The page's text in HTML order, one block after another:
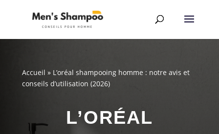
Accueil » L’oréal shampooing homme : notre avis et
conseils d’utilisation (2026)
L’ORÉAL